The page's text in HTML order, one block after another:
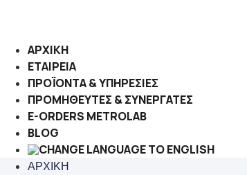
ΑΡΧΙΚΗ
ΕΤΑΙΡΕΙΑ
ΠΡΟΪΟΝΤΑ & ΥΠΗΡΕΣΙΕΣ
ΠΡΟΜΗΘΕΥΤΕΣ & ΣΥΝΕΡΓΑΤΕΣ
E-ORDERS METROLAB
BLOG
ΑΡΧΙΚΗ